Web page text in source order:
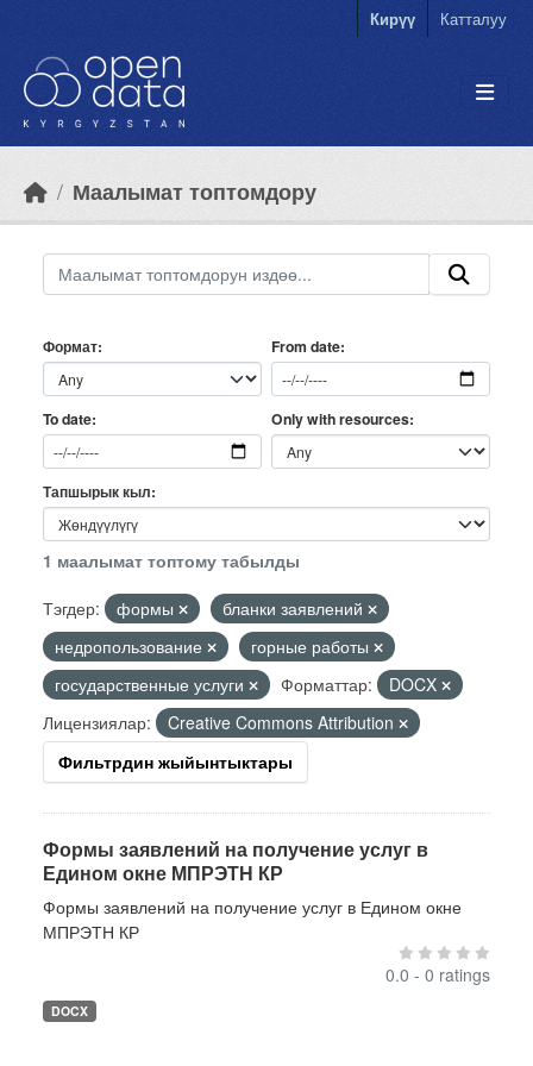
Кирүү Катталуу
Маалымат топтомдору
Формат From date
To date Only with resources
Тапшырык кыл
1 маалымат топтому табылды
Тэгдер:
формы
бланки заявлений
недропользование
горные работы
государственные услуги
Форматтар:
DOCX
Лицензиялар:
Creative Commons Attribution
Фильтрдин жыйынтыктары
Формы заявлений на получение услуг в
Едином окне МПРЭТН КР
Формы заявлений на получение услуг в Едином окне
МПРЭТН КР
0.0 - 0 ratings
DOCX